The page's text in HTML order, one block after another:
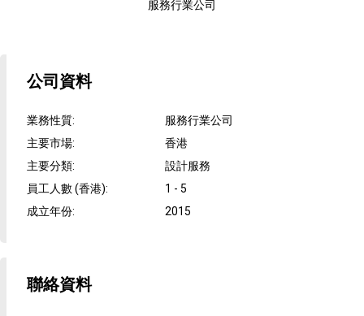
服務行業公司
公司資料
業務性質:
服務行業公司
主要市場:
香港
主要分類:
設計服務
員工人數 (香港):
1 - 5
成立年份: 2015
聯絡資料